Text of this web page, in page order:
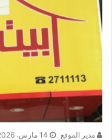
مدير الموقع 14 مارس، 2026